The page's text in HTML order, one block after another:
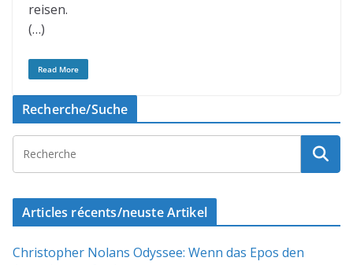
reisen.
(…)
Read More
Recherche/Suche
Articles récents/neuste Artikel
Christopher Nolans Odyssee: Wenn das Epos den